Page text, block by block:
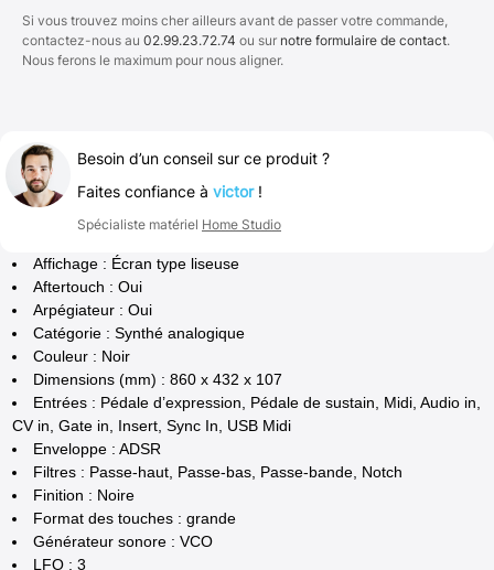
Si vous trouvez moins cher ailleurs avant de passer votre commande,
contactez-nous au 02.99.23.72.74 ou sur notre formulaire de contact.
Nous ferons le maximum pour nous aligner.
Besoin d’un conseil sur ce produit ?
Faites confiance à victor!
Spécialiste matériel Home Studio
Affichage : Écran type liseuse
Aftertouch : Oui
Arpégiateur : Oui
Catégorie : Synthé analogique
Couleur : Noir
Dimensions (mm) : 860 x 432 x 107
Entrées : Pédale d’expression, Pédale de sustain, Midi, Audio in,
CV in, Gate in, Insert, Sync In, USB Midi
Enveloppe : ADSR
Filtres : Passe-haut, Passe-bas, Passe-bande, Notch
Finition : Noire
Format des touches : grande
Générateur sonore : VCO
LFO : 3